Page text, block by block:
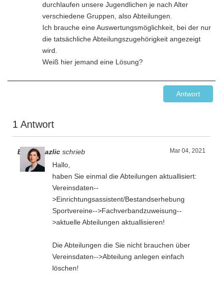
durchlaufen unsere Jugendlichen je nach Alter
verschiedene Gruppen, also Abteilungen.
Ich brauche eine Auswertungsmöglichkeit, bei der nur
die tatsächliche Abteilungszugehörigkeit angezeigt
wird.
Weiß hier jemand eine Lösung?
Antwort
1 Antwort
Mar 04, 2021
Emina Fazlic schrieb
Hallo,
haben Sie einmal die Abteilungen aktuallisiert:
Vereinsdaten--
>Einrichtungsassistent/Bestandserhebung
Sportvereine-->Fachverbandzuweisung--
>aktuelle Abteilungen aktuallisieren!
Die Abteilungen die Sie nicht brauchen über
Vereinsdaten-->Abteilung anlegen einfach
löschen!